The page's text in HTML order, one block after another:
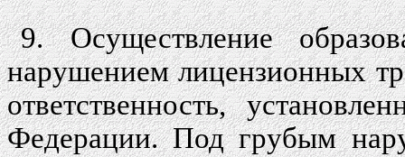
9. Осуществление
нарушением лицензионных
ответственность,
Федерации. Под грубым